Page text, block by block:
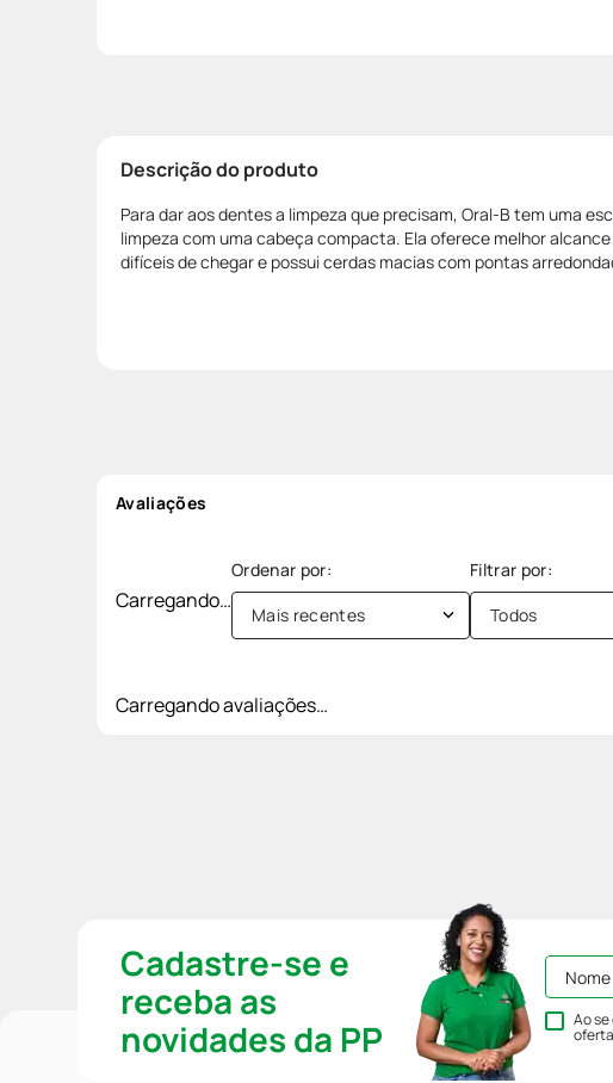
Descrição do produto
Para dar aos dentes a limpeza que precisam, Oral-B tem uma
limpeza com uma cabeça compacta. Ela oferece melhor
difíceis de chegar e possui cerdas macias com pontas
Avaliações
Carregando…
Mais recentes Todos
Carregando avaliações…
Cadastre-se e
receba as
novidades da PP
Ao